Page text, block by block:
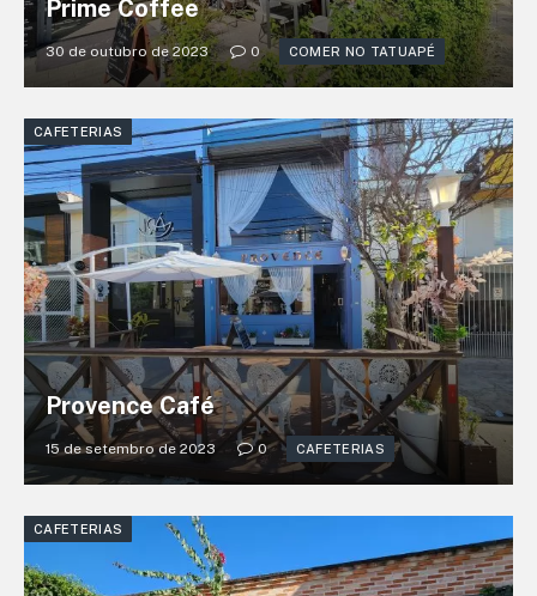
Prime Coffee
30 de outubro de 2023 0 COMER NO TATUAPÉ
CAFETERIAS
Provence Café
15 de setembro de 2023 0 CAFETERIAS
CAFETERIAS